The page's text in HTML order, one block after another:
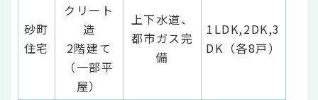
砂町
住宅
クリート
造
2階建て
（一部平
屋）
上下水道、
都市ガス完
備
1LDK,2DK,3
DK（各8戸）